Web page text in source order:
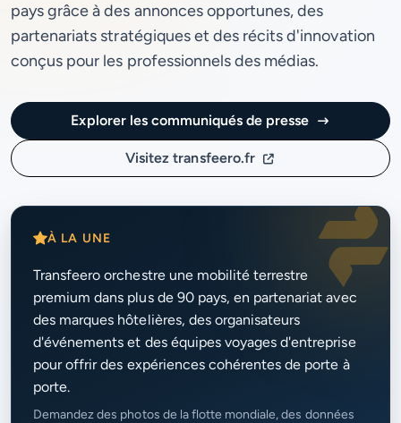
pays grâce à des annonces opportunes, des
partenariats stratégiques et des récits d'innovation
conçus pour les professionnels des médias.
Explorer les communiqués de presse
Visitez transfeero.fr
À LA UNE
Transfeero orchestre une mobilité terrestre
premium dans plus de 90 pays, en partenariat avec
des marques hôtelières, des organisateurs
d'événements et des équipes voyages d'entreprise
pour offrir des expériences cohérentes de porte à
porte.
Demandez des photos de la flotte mondiale, des données